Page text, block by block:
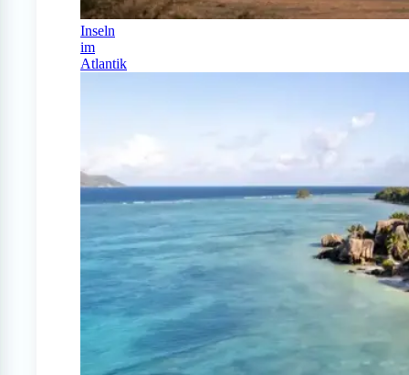
Inseln
im
Atlantik